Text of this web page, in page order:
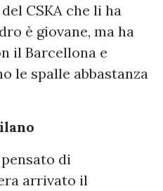
CSKA che li ha
è giovane, ma ha
il Barcellona e
le spalle abbastanza
di
arrivato il